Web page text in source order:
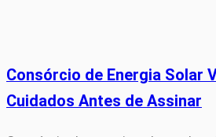
Consórcio de Energia Solar
Cuidados Antes de Assinar